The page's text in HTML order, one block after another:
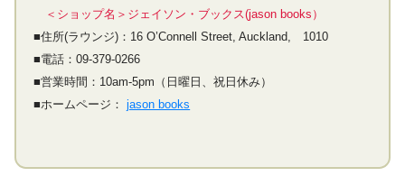
＜ショップ名＞ジェイソン・ブックス(jason books）
■住所(ラウンジ)：16 O’Connell Street, Auckland, 1010
■電話：09-379-0266
■営業時間：10am-5pm（日曜日、祝日休み）
■ホームページ：jason books